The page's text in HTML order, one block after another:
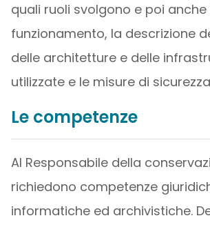
quali ruoli svolgono e poi
funzionamento, la descrizione
delle architetture e delle
utilizzate e le misure di
Le competenze
Al Responsabile della
richiedono competenze
informatiche ed archivistiche.